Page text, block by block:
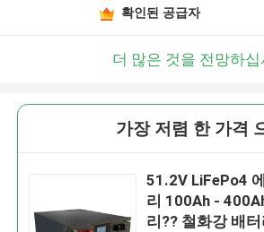
확인된 공급자
더 많은 것을 전망하십
가장 저렴 한 가격
51.2V LiFePo4
리 100Ah -
리?? 철화강 배터